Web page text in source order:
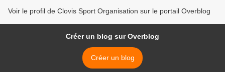
Voir le profil de Clovis Sport Organisation sur le portail Overblog
Créer un blog sur Overblog
Créer un blog